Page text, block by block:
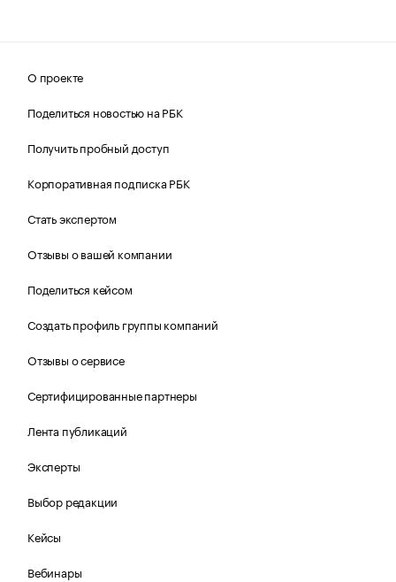
О проекте
Поделиться новостью на РБК
Получить пробный доступ
Корпоративная подписка РБК
Стать экспертом
Отзывы о вашей компании
Поделиться кейсом
Создать профиль группы компаний
Отзывы о сервисе
Сертифицированные партнеры
Лента публикаций
Эксперты
Выбор редакции
Кейсы
Вебинары